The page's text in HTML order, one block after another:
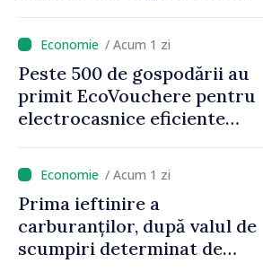
/ Acum 1 zi
Peste 500 de gospodării au
primit EcoVouchere pentru
electrocasnice eficiente
/ Acum 1 zi
Prima ieftinire a
carburanților, după valul de
scumpiri determinat de